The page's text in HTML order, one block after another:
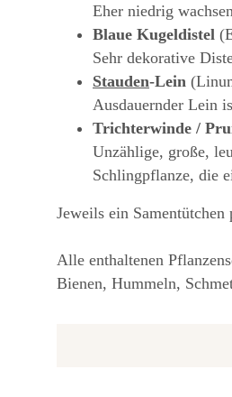
Eher niedrig
Blaue Kugeldistel
Sehr dekorative
Stauden-Lein
Ausdauernder Lein
Trichterwinde /
Unzählige, große,
Schlingpflanze, die
Jeweils ein Samentütchen
Alle enthaltenen
Bienen, Hummeln,